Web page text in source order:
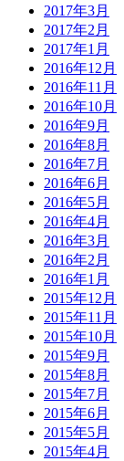
2017年3月
2017年2月
2017年1月
2016年12月
2016年11月
2016年10月
2016年9月
2016年8月
2016年7月
2016年6月
2016年5月
2016年4月
2016年3月
2016年2月
2016年1月
2015年12月
2015年11月
2015年10月
2015年9月
2015年8月
2015年7月
2015年6月
2015年5月
2015年4月